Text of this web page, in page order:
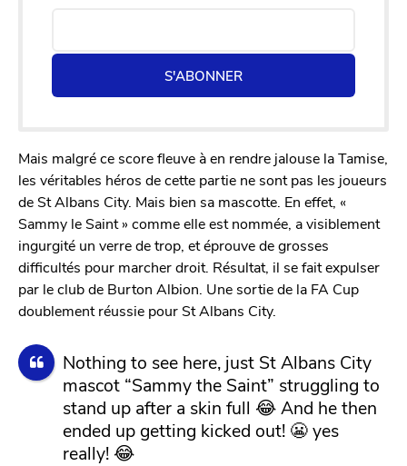
S'ABONNER
Mais malgré ce score fleuve à en rendre jalouse la Tamise,
les véritables héros de cette partie ne sont pas les joueurs
de St Albans City. Mais bien sa mascotte. En effet, «
Sammy le Saint » comme elle est nommée, a visiblement
ingurgité un verre de trop, et éprouve de grosses
difficultés pour marcher droit. Résultat, il se fait expulser
par le club de Burton Albion. Une sortie de la FA Cup
doublement réussie pour St Albans City.
Nothing to see here, just St Albans City
mascot “Sammy the Saint” struggling to
stand up after a skin full 😂 And he then
ended up getting kicked out! 😬 yes
really! 😂